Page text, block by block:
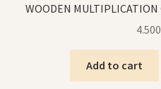
4.500
Add to cart